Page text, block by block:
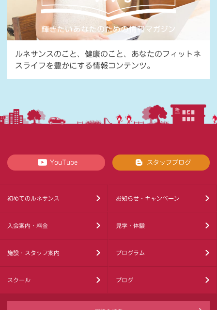
ルネサンスのこと、健康のこと、あなたのフィットネ
スライフを豊かにする情報コンテンツ。
YouTube スタッフブログ
初めてのルネサンス お知らせ・キャンペーン
入会案内・料金 見学・体験
施設・スタッフ案内 プログラム
スクール ブログ